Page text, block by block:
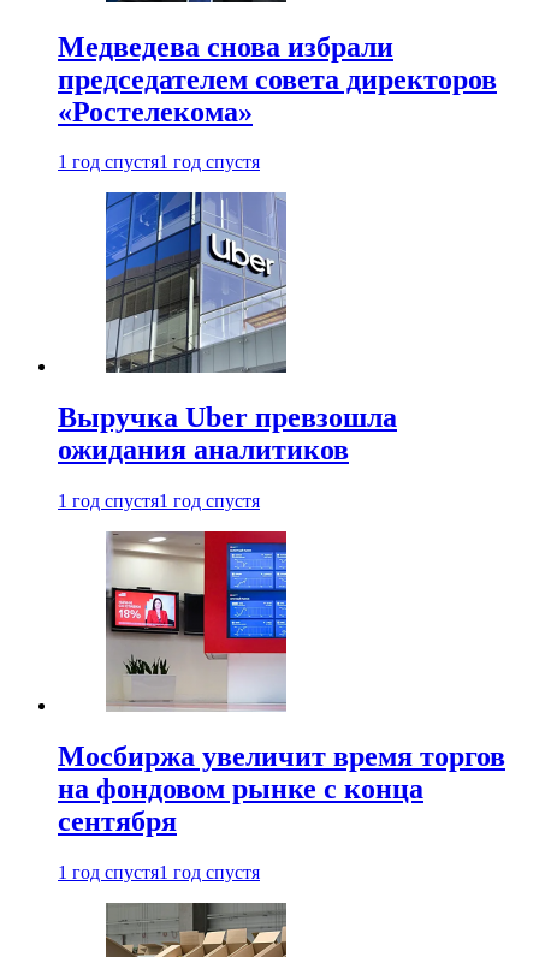
Медведева снова избрали
председателем совета директоров
«Ростелекома»
1 год спустя1 год спустя
Выручка Uber превзошла
ожидания аналитиков
1 год спустя1 год спустя
Мосбиржа увеличит время торгов
на фондовом рынке с конца
сентября
1 год спустя1 год спустя